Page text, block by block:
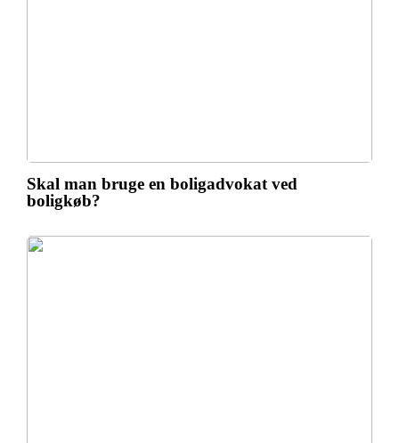
Skal man bruge en boligadvokat ved
boligkøb?